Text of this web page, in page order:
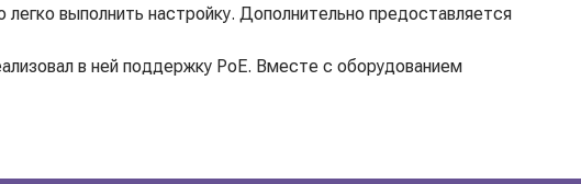
выполнить настройку. Дополнительно предоставляется
в ней поддержку PoE. Вместе с оборудованием